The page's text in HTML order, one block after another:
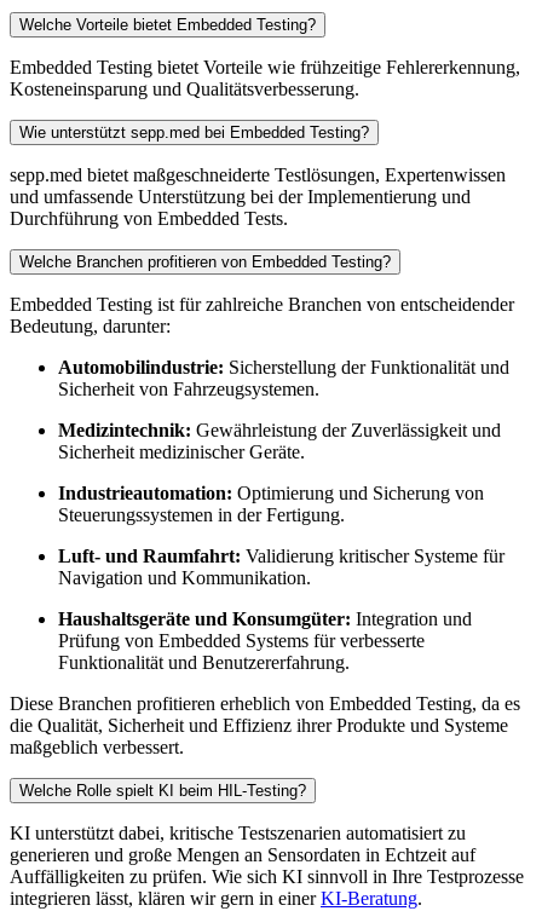
Welche Vorteile bietet Embedded Testing?
Embedded Testing bietet Vorteile wie frühzeitige Fehlererkennung,
Kosteneinsparung und Qualitätsverbesserung.
Wie unterstützt sepp.med bei Embedded Testing?
sepp.med bietet maßgeschneiderte Testlösungen, Expertenwissen
und umfassende Unterstützung bei der Implementierung und
Durchführung von Embedded Tests.
Welche Branchen profitieren von Embedded Testing?
Embedded Testing ist für zahlreiche Branchen von entscheidender
Bedeutung, darunter:
Automobilindustrie: Sicherstellung der Funktionalität und
Sicherheit von Fahrzeugsystemen.
Medizintechnik: Gewährleistung der Zuverlässigkeit und
Sicherheit medizinischer Geräte.
Industrieautomation: Optimierung und Sicherung von
Steuerungssystemen in der Fertigung.
Luft- und Raumfahrt: Validierung kritischer Systeme für
Navigation und Kommunikation.
Haushaltsgeräte und Konsumgüter: Integration und
Prüfung von Embedded Systems für verbesserte
Funktionalität und Benutzererfahrung.
Diese Branchen profitieren erheblich von Embedded Testing, da es
die Qualität, Sicherheit und Effizienz ihrer Produkte und Systeme
maßgeblich verbessert.
Welche Rolle spielt KI beim HIL-Testing?
KI unterstützt dabei, kritische Testszenarien automatisiert zu
generieren und große Mengen an Sensordaten in Echtzeit auf
Auffälligkeiten zu prüfen. Wie sich KI sinnvoll in Ihre Testprozesse
integrieren lässt, klären wir gern in einerKI-Beratung.